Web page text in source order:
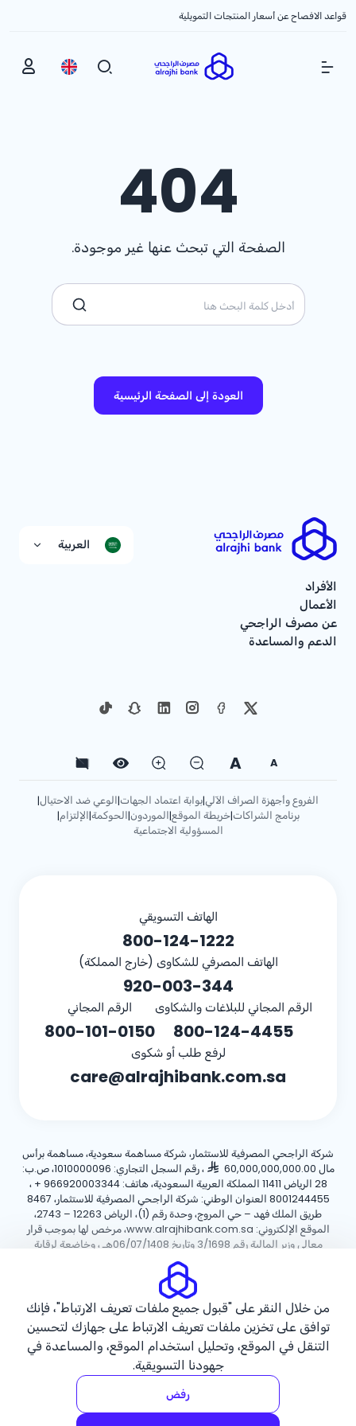
قواعد الافصاح عن أسعار المنتجات التمويلية
Show Menu
404
الصفحة التي تبحث عنها غير موجودة.
العودة إلى الصفحة الرئيسية
العربية
الأفراد
الأعمال
عن مصرف الراجحي
الدعم والمساعدة
A
A
الفروع وأجهزة الصراف الآلي|بوابة اعتماد الجهات|الوعي ضد الاحتيال|
برنامج الشراكات|خريطة الموقع|الموردون|الحوكمة|الإلتزام|
المسؤولية الاجتماعية
الهاتف التسويقي
800-124-1222
الهاتف المصرفي للشكاوى (خارج المملكة)
920-003-344
الرقم المجاني للبلاغات والشكاوى
800-124-4455
الرقم المجاني
800-101-0150
لرفع طلب أو شكوى
care@alrajhibank.com.sa
شركة الراجحي المصرفية للاستثمار، شركة مساهمة سعودية، مساهمة برأس
مال 60,000,000,000.00
، رقم السجل التجاري: 1010000096، ص.ب:
28 الرياض 11411 المملكة العربية السعودية، هاتف:
+ 966920003344 ،
8001244455 العنوان الوطني: شركة الراجحي المصرفية للاستثمار، 8467
طريق الملك فهد – حي المروج، وحدة رقم (1)، الرياض 12263 – 2743،
الموقع الإلكتروني: www.alrajhibank.com.sa، مرخص لها بموجب قرار
معالي وزير المالية رقم 3/1698 وتاريخ 06/07/1408هـ ، وخاضعة لرقابة
وإشراف البنك المركزي السعودي.
حقوق الطبع والنشر ©2026 مصرف الراجحي.
سياسة ملفات تعريف الارتباطسياسة الخصوصية الأحكام والشروط
من خلال النقر على "قبول جميع ملفات تعريف الارتباط"، فإنك
توافق على تخزين ملفات تعريف الارتباط على جهازك لتحسين
التنقل في الموقع، وتحليل استخدام الموقع، والمساعدة في
جهودنا التسويقية.
رفض